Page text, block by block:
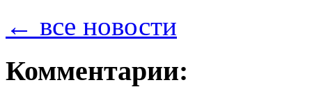
← все новости
Комментарии: